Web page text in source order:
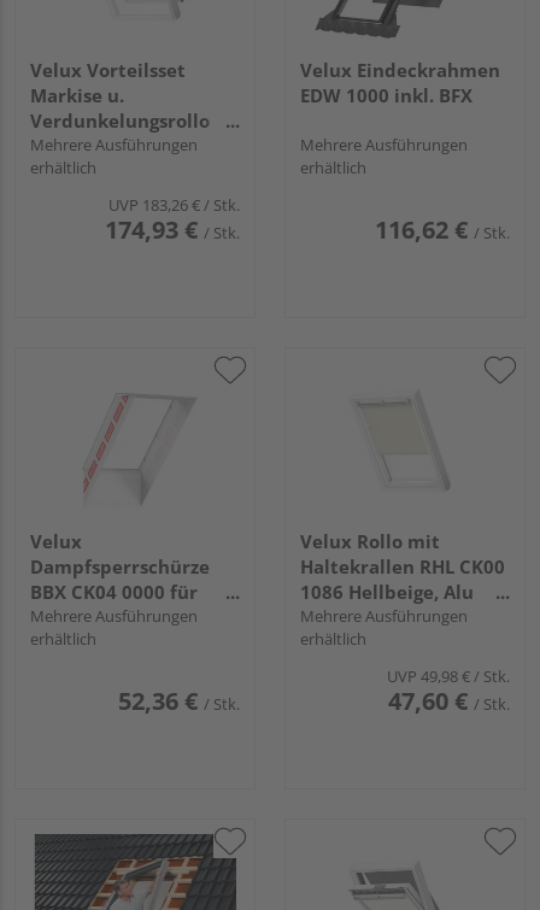
Velux Vorteilsset
Markise u.
Verdunkelungsrollo
DOP CK02 1085SWL
Hellbeige, weiße
Schiene, Standard
Mehrere Ausführungen
erhältlich
UVP 183,26 €/ Stk.
174,93 € / Stk.
Velux Eindeckrahmen
EDW 1000 inkl. BFX
Mehrere Ausführungen
erhältlich
116,62 € / Stk.
Velux
Dampfsperrschürze
BBX CK04 0000 für
Steildach-Fenster
Mehrere Ausführungen
erhältlich
52,36 € / Stk.
Velux Rollo mit
Haltekrallen RHL CK00
1086 Hellbeige, Alu
Schiene, Standard
Mehrere Ausführungen
erhältlich
UVP 49,98 €/ Stk.
47,60 € / Stk.